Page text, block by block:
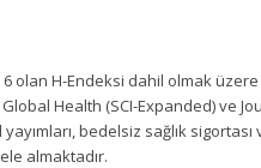
olan H-Endeksi dahil olmak
Health (SCI-Expanded) ve
bedelsiz sağlık sigortası
almaktadır.